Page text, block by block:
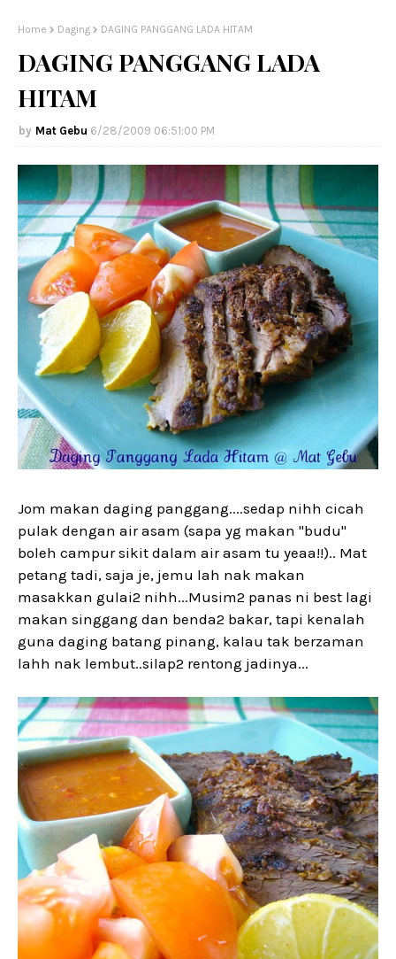
Home Daging DAGING PANGGANG LADA HITAM
DAGING PANGGANG LADA
HITAM
Mat Gebu 6/28/2009 06:51:00 PM
Jom makan daging panggang....sedap nihh cicah
pulak dengan air asam (sapa yg makan "budu"
boleh campur sikit dalam air asam tu yeaa!!).. Mat
petang tadi, saja je, jemu lah nak makan
masakkan gulai2 nihh...Musim2 panas ni best lagi
makan singgang dan benda2 bakar, tapi kenalah
guna daging batang pinang, kalau tak berzaman
lahh nak lembut..silap2 rentong jadinya...